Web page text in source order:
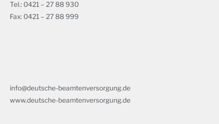
Tel.: 0421 – 27 88 930
Fax: 0421 – 27 88 999
info@deutsche-beamtenversorgung.de
www.deutsche-beamtenversorgung.de